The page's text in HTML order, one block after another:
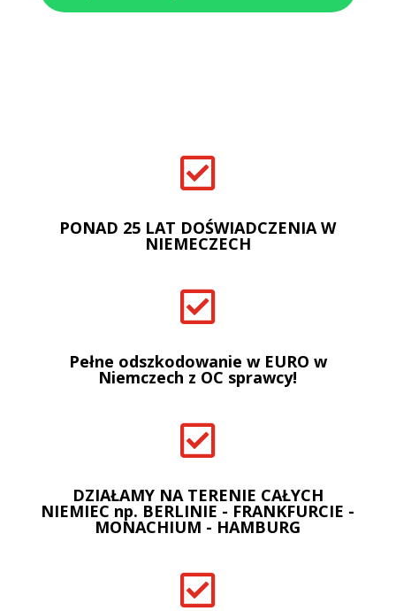

PONAD 25 LAT DOŚWIADCZENIA W
NIEMECZECH

Pełne odszkodowanie w EURO w
Niemczech z OC sprawcy!

DZIAŁAMY NA TERENIE CAŁYCH
NIEMIEC np. BERLINIE - FRANKFURCIE -
MONACHIUM - HAMBURG
